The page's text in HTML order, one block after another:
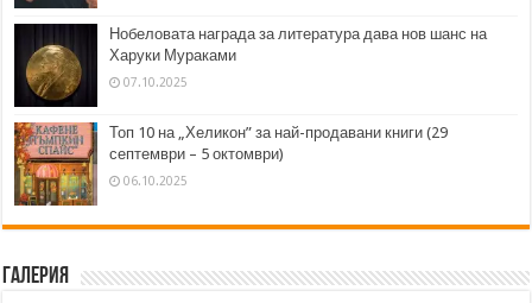
Нобеловата награда за литература дава нов шанс на
Харуки Мураками
07.10.2025
Топ 10 на „Хеликон” за най-продавани книги (29
септември – 5 октомври)
06.10.2025
Галерия